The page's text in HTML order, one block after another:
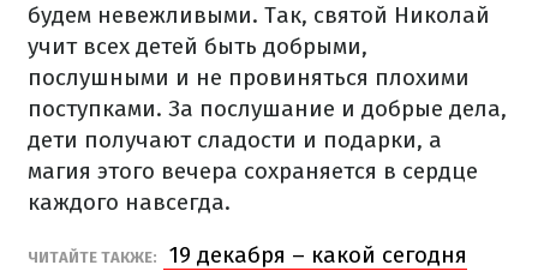
будем невежливыми. Так, святой Николай
учит всех детей быть добрыми,
послушными и не провиняться плохими
поступками. За послушание и добрые дела,
дети получают сладости и подарки, а
магия этого вечера сохраняется в сердце
каждого навсегда.
ЧИТАЙТЕ ТАКЖЕ:
19 декабря – какой сегодня